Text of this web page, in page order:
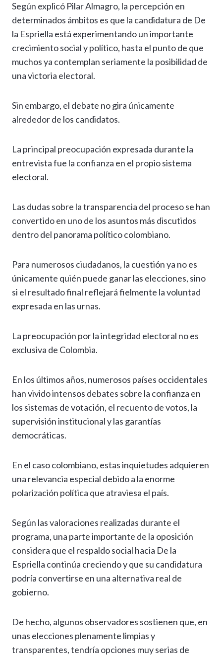
Según explicó Pilar Almagro, la percepción en
determinados ámbitos es que la candidatura de De
la Espriella está experimentando un importante
crecimiento social y político, hasta el punto de que
muchos ya contemplan seriamente la posibilidad de
una victoria electoral.
Sin embargo, el debate no gira únicamente
alrededor de los candidatos.
La principal preocupación expresada durante la
entrevista fue la confianza en el propio sistema
electoral.
Las dudas sobre la transparencia del proceso se han
convertido en uno de los asuntos más discutidos
dentro del panorama político colombiano.
Para numerosos ciudadanos, la cuestión ya no es
únicamente quién puede ganar las elecciones, sino
si el resultado final reflejará fielmente la voluntad
expresada en las urnas.
La preocupación por la integridad electoral no es
exclusiva de Colombia.
En los últimos años, numerosos países occidentales
han vivido intensos debates sobre la confianza en
los sistemas de votación, el recuento de votos, la
supervisión institucional y las garantías
democráticas.
En el caso colombiano, estas inquietudes adquieren
una relevancia especial debido a la enorme
polarización política que atraviesa el país.
Según las valoraciones realizadas durante el
programa, una parte importante de la oposición
considera que el respaldo social hacia De la
Espriella continúa creciendo y que su candidatura
podría convertirse en una alternativa real de
gobierno.
De hecho, algunos observadores sostienen que, en
unas elecciones plenamente limpias y
transparentes, tendría opciones muy serias de